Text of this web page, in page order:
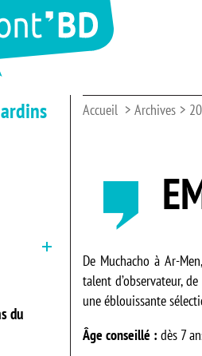
Ouvrir
du
Accueil Archives
De Muchacho à Ar-
talent d’observateur,
une éblouissante
Âge conseillé : dès 7